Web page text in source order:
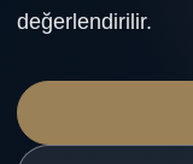
değerlendirilir.